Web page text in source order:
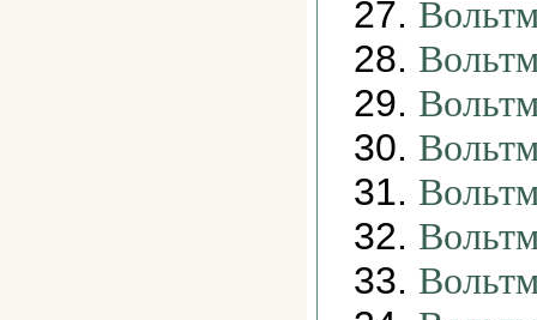
27.
28.
29.
30.
31.
32.
33.